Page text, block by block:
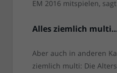
EM 2016 mitspielen,
Alles ziemlich
Aber auch in anderen
ziemlich multi: Die